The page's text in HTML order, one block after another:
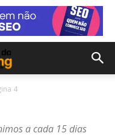
4
a cada 15 dias